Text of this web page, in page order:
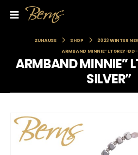
ZUHAUSE SHOP 2023 WINTER
ARMBAND MINNIE” LTGREY-BD-
ARMBAND MINNIE”
SILVER”